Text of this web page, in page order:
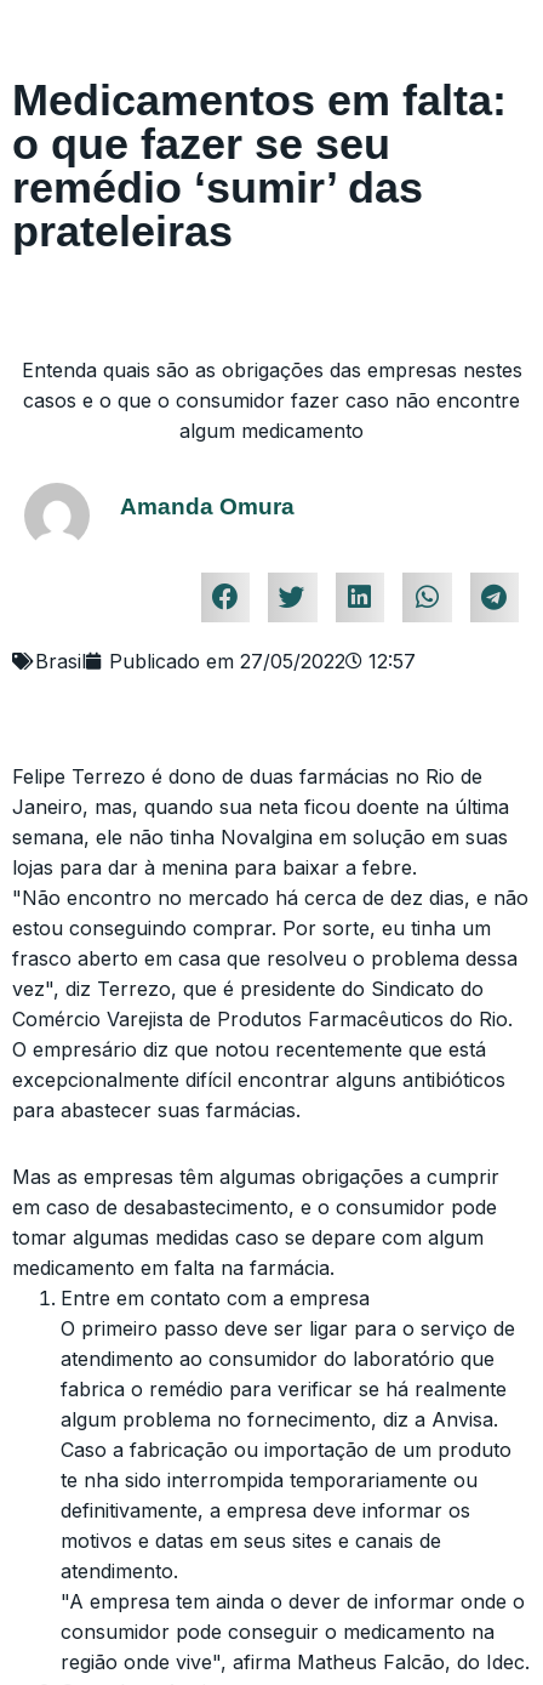
Medicamentos em falta:
o que fazer se seu
remédio ‘sumir’ das
prateleiras
Entenda quais são as obrigações das empresas nestes
casos e o que o consumidor fazer caso não encontre
algum medicamento
Amanda Omura
Brasil Publicado em 27/05/2022 12:57
Felipe Terrezo é dono de duas farmácias no Rio de
Janeiro, mas, quando sua neta ficou doente na última
semana, ele não tinha Novalgina em solução em suas
lojas para dar à menina para baixar a febre.
"Não encontro no mercado há cerca de dez dias, e não
estou conseguindo comprar. Por sorte, eu tinha um
frasco aberto em casa que resolveu o problema dessa
vez", diz Terrezo, que é presidente do Sindicato do
Comércio Varejista de Produtos Farmacêuticos do Rio.
O empresário diz que notou recentemente que está
excepcionalmente difícil encontrar alguns antibióticos
para abastecer suas farmácias.
Mas as empresas têm algumas obrigações a cumprir
em caso de desabastecimento, e o consumidor pode
tomar algumas medidas caso se depare com algum
medicamento em falta na farmácia.
Entre em contato com a empresa
O primeiro passo deve ser ligar para o serviço de
atendimento ao consumidor do laboratório que
fabrica o remédio para verificar se há realmente
algum problema no fornecimento, diz a Anvisa.
Caso a fabricação ou importação de um produto
te nha sido interrompida temporariamente ou
definitivamente, a empresa deve informar os
motivos e datas em seus sites e canais de
atendimento.
"A empresa tem ainda o dever de informar onde o
consumidor pode conseguir o medicamento na
região onde vive", afirma Matheus Falcão, do Idec.